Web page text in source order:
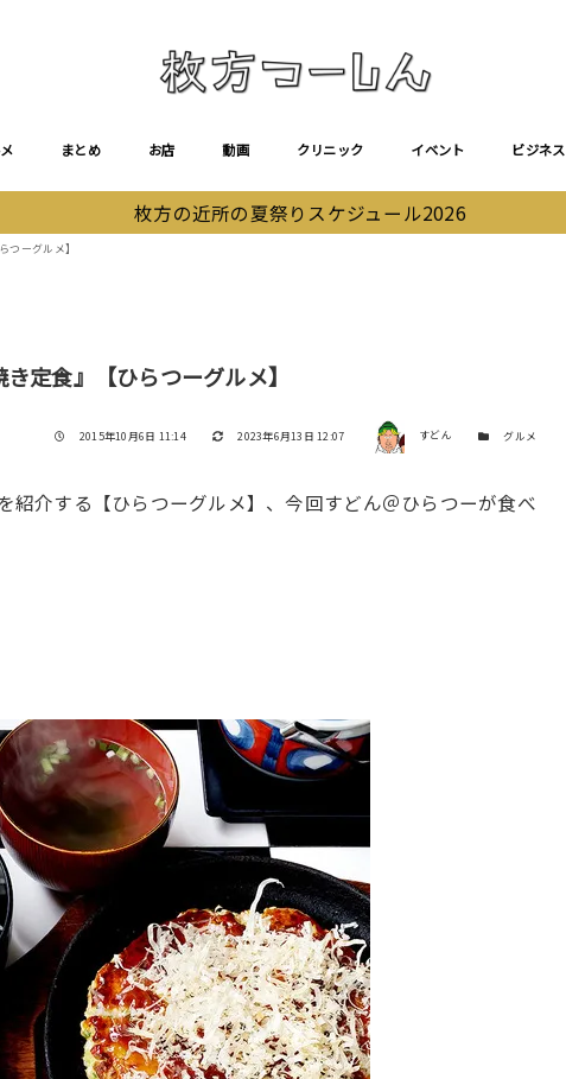
まとめ お店 動画 クリニック イベント ビジネス
枚方の近所の夏祭りスケジュール2026
つーグルメ】
定食』【ひらつーグルメ】
投稿日
2015年10月6日 11:14 更新日
2023年6月13日 12:07 著者 すどん カテゴリー
グルメ
紹介する【ひらつーグルメ】、今回すどん＠ひらつーが食べ